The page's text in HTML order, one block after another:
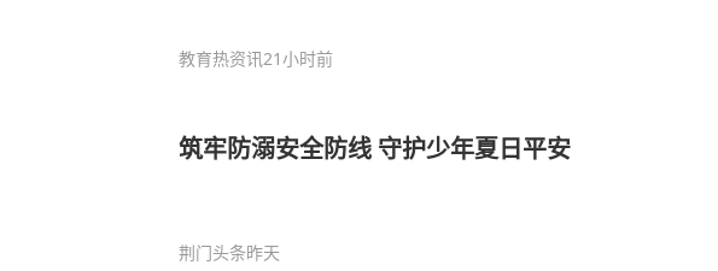
教育热资讯21小时前
筑牢防溺安全防线 守护少年夏日平安
荆门头条昨天